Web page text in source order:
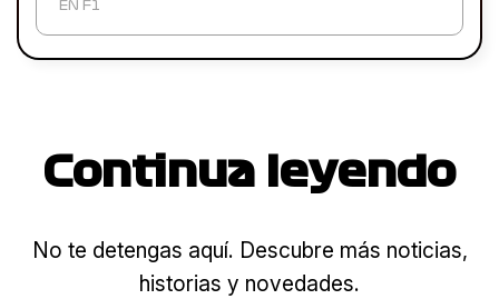
EN F1
Continua leyendo
No te detengas aquí. Descubre más noticias,
historias y novedades.